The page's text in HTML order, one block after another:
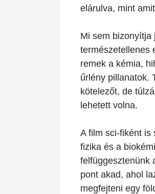
elárulva, mint
Mi sem bizonyítja
természetellenes
remek a kémia,
űrlény pillanatok.
kötelezőt, de
lehetett volna.
A film sci-fiként is
fizika és a
felfüggesztenünk
pont akad, ahol
megfejteni egy